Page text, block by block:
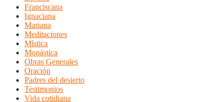
Franciscana
Ignaciana
Mariana
Meditaciones
Mística
Monástica
Obras Generales
Oración
Padres del desierto
Testimonios
Vida cotidiana